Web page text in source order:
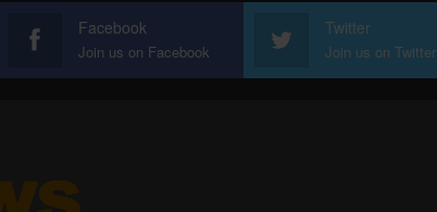
Facebook
Join us on Facebook
Twitter
Join us on Twitter